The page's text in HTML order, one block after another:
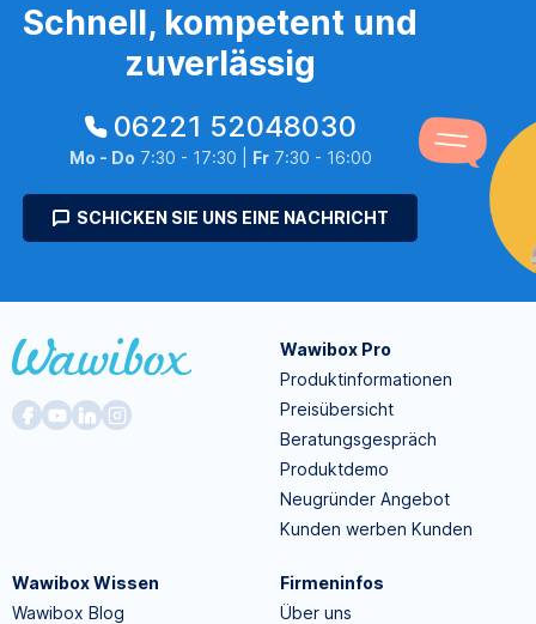
Schnell, kompetent und
zuverlässig
06221 52048030
Mo - Do 7:30 - 17:30 | Fr7:30 - 16:00
SCHICKEN SIE UNS EINE NACHRICHT
Wawibox Pro
Produktinformationen
Preisübersicht
Beratungsgespräch
Produktdemo
Neugründer Angebot
Kunden werben Kunden
Wawibox Wissen
Wawibox Blog
Firmeninfos
Über uns